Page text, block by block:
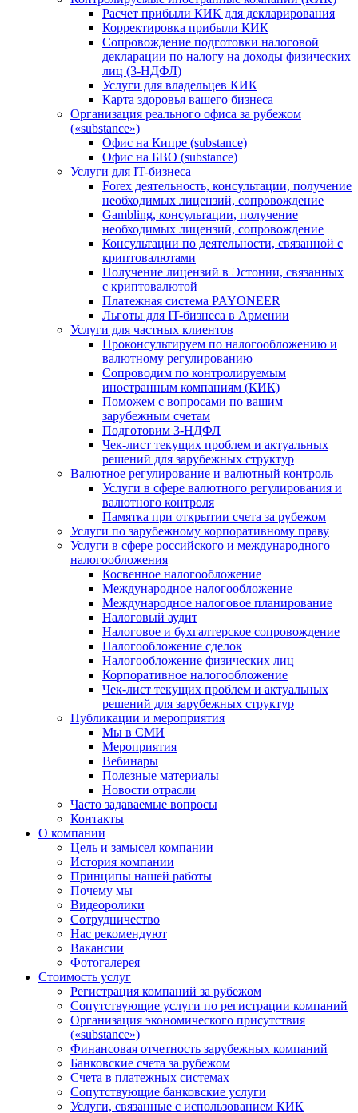
Расчет прибыли КИК для декларирования
Корректировка прибыли КИК
Сопровождение подготовки налоговой
декларации по налогу на доходы физических
лиц (3-НДФЛ)
Услуги для владельцев КИК
Карта здоровья вашего бизнеса
Организация реального офиса за рубежом
(«substance»)
Офис на Кипре (substance)
Офис на БВО (substance)
Услуги для IT-бизнеса
Forex деятельность, консультации, получение
необходимых лицензий, сопровождение
Gambling, консультации, получение
необходимых лицензий, сопровождение
Консультации по деятельности, связанной с
криптовалютами
Получение лицензий в Эстонии, связанных
с криптовалютой
Платежная система PAYONEER
Льготы для IT-бизнеса в Армении
Услуги для частных клиентов
Проконсультируем по налогообложению и
валютному регулированию
Сопроводим по контролируемым
иностранным компаниям (КИК)
Поможем с вопросами по вашим
зарубежным счетам
Подготовим 3-НДФЛ
Чек-лист текущих проблем и актуальных
решений для зарубежных структур
Валютное регулирование и валютный контроль
Услуги в сфере валютного регулирования и
валютного контроля
Памятка при открытии счета за рубежом
Услуги по зарубежному корпоративному праву
Услуги в сфере российского и международного
налогообложения
Косвенное налогообложение
Международное налогообложение
Международное налоговое планирование
Налоговый аудит
Налоговое и бухгалтерское сопровождение
Налогообложение сделок
Налогообложение физических лиц
Корпоративное налогообложение
Чек-лист текущих проблем и актуальных
решений для зарубежных структур
Публикации и мероприятия
Мы в СМИ
Мероприятия
Вебинары
Полезные материалы
Новости отрасли
Часто задаваемые вопросы
Контакты
О компании
Цель и замысел компании
История компании
Принципы нашей работы
Почему мы
Видеоролики
Сотрудничество
Нас рекомендуют
Вакансии
Фотогалерея
Стоимость услуг
Регистрация компаний за рубежом
Сопутствующие услуги по регистрации компаний
Организация экономического присутствия
(«substance»)
Финансовая отчетность зарубежных компаний
Банковские счета за рубежом
Счета в платежных системах
Сопутствующие банковские услуги
Услуги, связанные с использованием КИК